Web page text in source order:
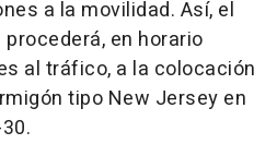
a la movilidad. Así, el
en horario
al tráfico, a la colocación
tipo New Jersey en